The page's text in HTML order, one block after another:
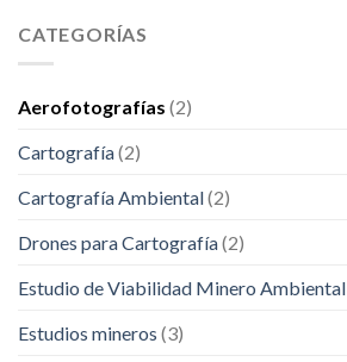
CATEGORÍAS
Aerofotografías (2)
Cartografía(2)
Cartografía Ambiental(2)
Drones para Cartografía(2)
Estudio de Viabilidad Minero Ambiental
Estudios mineros (3)